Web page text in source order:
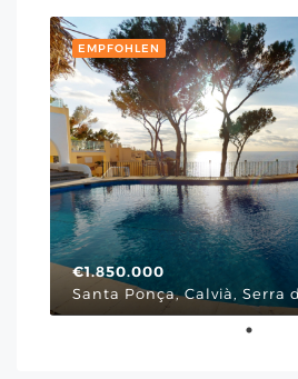
EMPFOHLEN
€1.850.000